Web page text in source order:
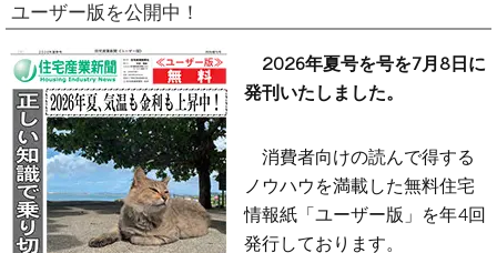
ユーザー版を公開中！
2026年夏号を号を7月8日に
発刊いたしました。
消費者向けの読んで得する
ノウハウを満載した無料住宅
情報紙「ユーザー版」を年4回
発行しております。